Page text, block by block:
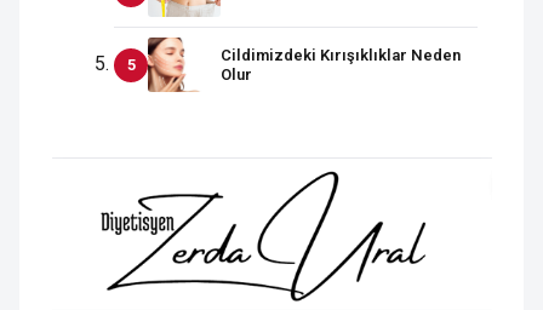
Cildimizdeki Kırışıklıklar Neden
Olur